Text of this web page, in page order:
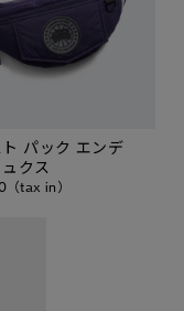
ト パック エンデ
クス
（tax in）